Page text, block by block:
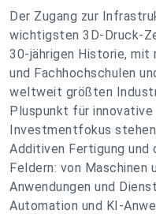
Der Zugang zur
wichtigsten 3D-Druck-
30-jährigen Historie, mit
und Fachhochschulen
weltweit größten
Pluspunkt für innovative
Investmentfokus
Additiven Fertigung und
Feldern: von Maschinen
Anwendungen und
Automation und KI-